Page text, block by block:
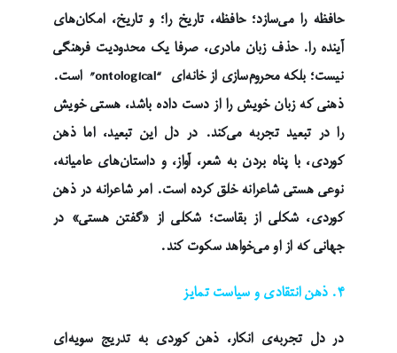
حافظه را می‌سازد؛ حافظه، تاریخ را؛ و تاریخ، امکان‌های
آینده را. حذف زبان مادری، صرفا یک محدودیت فرهنگی
نیست؛ بلکه محروم‌سازی از خانه‌ای “ontological” است.
ذهنی که زبان خویش را از دست داده باشد، هستی خویش
را در تبعید تجربه می‌کند. در دل این تبعید، اما ذهن
کوردی، با پناه بردن به شعر، آواز، و داستان‌های عامیانه،
نوعی هستی شاعرانه خلق کرده است. امر شاعرانه در ذهن
کوردی، شکلی از بقاست؛ شکلی از «گفتن هستی» در
جهانی که از او می‌خواهد سکوت کند.
۴. ذهن انتقادی و سیاست تمایز
در دل تجربه‌ی انکار، ذهن کوردی به تدریج سویه‌ای